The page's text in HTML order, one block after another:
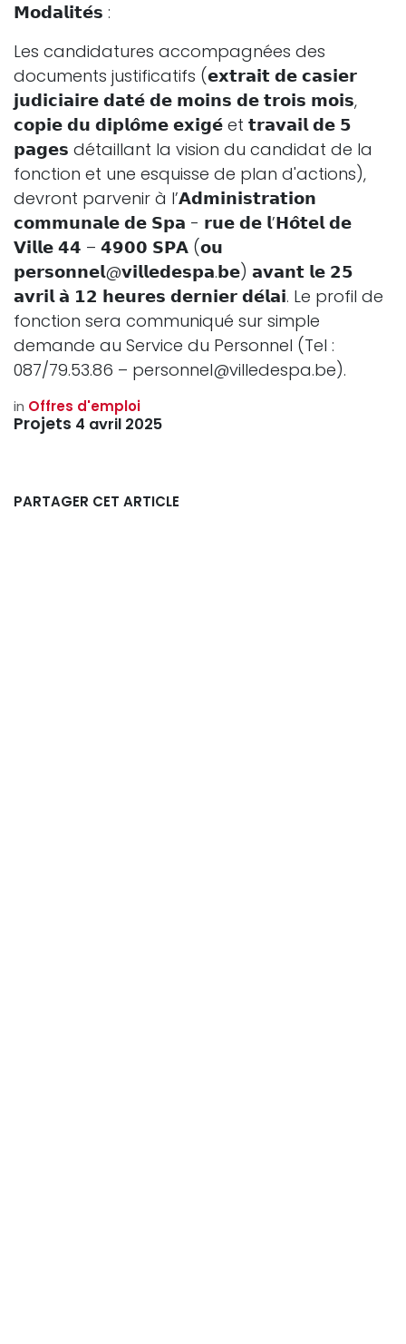
𝗠𝗼𝗱𝗮𝗹𝗶𝘁𝗲́𝘀 :
Les candidatures accompagnées des
documents justificatifs (𝗲𝘅𝘁𝗿𝗮𝗶𝘁 𝗱𝗲 𝗰𝗮𝘀𝗶𝗲𝗿
𝗷𝘂𝗱𝗶𝗰𝗶𝗮𝗶𝗿𝗲 𝗱𝗮𝘁𝗲́ 𝗱𝗲 𝗺𝗼𝗶𝗻𝘀 𝗱𝗲 𝘁𝗿𝗼𝗶𝘀 𝗺𝗼𝗶𝘀,
𝗰𝗼𝗽𝗶𝗲 𝗱𝘂 𝗱𝗶𝗽𝗹𝗼̂𝗺𝗲 𝗲𝘅𝗶𝗴𝗲́ et 𝘁𝗿𝗮𝘃𝗮𝗶𝗹 𝗱𝗲 𝟱
𝗽𝗮𝗴𝗲𝘀 détaillant la vision du candidat de la
fonction et une esquisse de plan d'actions),
devront parvenir à l’𝗔𝗱𝗺𝗶𝗻𝗶𝘀𝘁𝗿𝗮𝘁𝗶𝗼𝗻
𝗰𝗼𝗺𝗺𝘂𝗻𝗮𝗹𝗲 𝗱𝗲 𝗦𝗽𝗮 - 𝗿𝘂𝗲 𝗱𝗲 𝗹’𝗛𝗼̂𝘁𝗲𝗹 𝗱𝗲
𝗩𝗶𝗹𝗹𝗲 𝟰𝟰 – 𝟰𝟵𝟬𝟬 𝗦𝗣𝗔 (𝗼𝘂
𝗽𝗲𝗿𝘀𝗼𝗻𝗻𝗲𝗹@𝘃𝗶𝗹𝗹𝗲𝗱𝗲𝘀𝗽𝗮.𝗯𝗲) 𝗮𝘃𝗮𝗻𝘁 𝗹𝗲 𝟮𝟱
𝗮𝘃𝗿𝗶𝗹 𝗮̀ 𝟭𝟮 𝗵𝗲𝘂𝗿𝗲𝘀 𝗱𝗲𝗿𝗻𝗶𝗲𝗿 𝗱𝗲́𝗹𝗮𝗶. Le profil de
fonction sera communiqué sur simple
demande au Service du Personnel (Tel :
087/79.53.86 – personnel@villedespa.be).
in Offres d'emploi
Projets 4 avril 2025
PARTAGER CET ARTICLE